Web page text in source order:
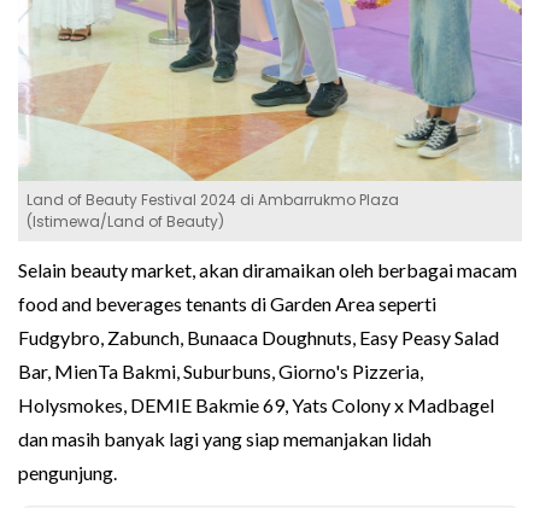
Land of Beauty Festival 2024 di Ambarrukmo Plaza
(Istimewa/Land of Beauty)
Selain beauty market, akan diramaikan oleh berbagai macam
food and beverages tenants di Garden Area seperti
Fudgybro, Zabunch, Bunaaca Doughnuts, Easy Peasy Salad
Bar, MienTa Bakmi, Suburbuns, Giorno's Pizzeria,
Holysmokes, DEMIE Bakmie 69, Yats Colony x Madbagel
dan masih banyak lagi yang siap memanjakan lidah
pengunjung.